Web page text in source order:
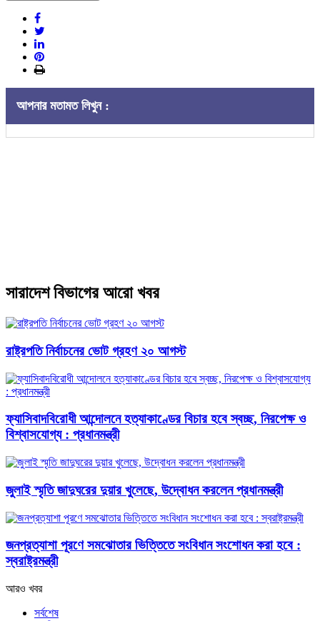
আপনার মতামত লিখুন :
সারাদেশ বিভাগের আরো খবর
রাষ্ট্রপতি নির্বাচনের ভোট গ্রহণ ২০ আগস্ট
ফ্যাসিবাদবিরোধী আন্দোলনে হত্যাকাণ্ডের বিচার হবে স্বচ্ছ, নিরপেক্ষ ও
বিশ্বাসযোগ্য : প্রধানমন্ত্রী
জুলাই স্মৃতি জাদুঘরের দুয়ার খুলেছে, উদ্বোধন করলেন প্রধানমন্ত্রী
জনপ্রত্যাশা পূরণে সমঝোতার ভিত্তিতে সংবিধান সংশোধন করা হবে :
স্বরাষ্ট্রমন্ত্রী
আরও খবর
সর্বশেষ